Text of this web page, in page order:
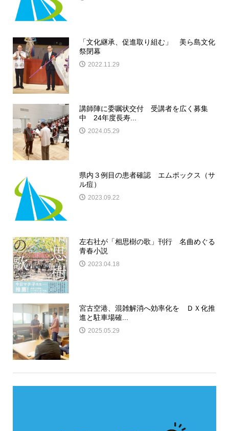
「文化継承、促進取り組む」 美ら島文化
祭閉幕
2022.11.29
講師陣に委嘱状交付 受講者を広く募集
中 24年度長寿...
2024.05.29
県内３例目の患者確認 エムポックス（サ
ル痘）
2023.09.22
左右社が「相思樹の歌」刊行 名曲めぐる
青春小説
2023.04.18
宮古空港、混雑解消へ効率化を ＤＸ化推
進と駐車場確...
2025.05.29